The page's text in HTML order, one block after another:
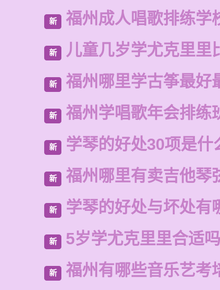
新 福州成人唱歌排练学
新 儿童几岁学尤克里里
新 福州哪里学古筝最好
新 福州学唱歌年会排练
新 学琴的好处30项是什
新 福州哪里有卖吉他琴
新 学琴的好处与坏处有
新 5岁学尤克里里合适吗
新 福州有哪些音乐艺考